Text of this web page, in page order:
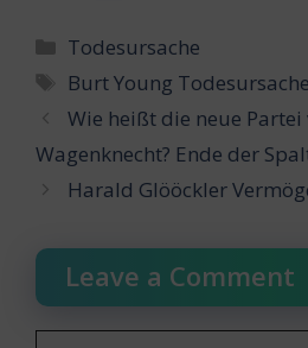
Categories
Todesursache
Tags
Burt Young Todesursache
Wie heißt die neue Partei
Wagenknecht? Ende der
Harald Glööckler
Leave a Comment